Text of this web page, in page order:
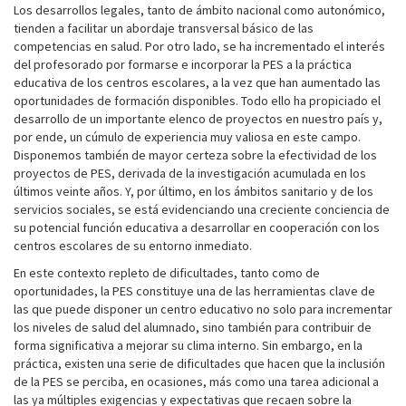
Los desarrollos legales, tanto de ámbito nacional como autonómico,
tienden a facilitar un abordaje transversal básico de las
competencias en salud. Por otro lado, se ha incrementado el interés
del profesorado por formarse e incorporar la PES a la práctica
educativa de los centros escolares, a la vez que han aumentado las
oportunidades de formación disponibles. Todo ello ha propiciado el
desarrollo de un importante elenco de proyectos en nuestro país y,
por ende, un cúmulo de experiencia muy valiosa en este campo.
Disponemos también de mayor certeza sobre la efectividad de los
proyectos de PES, derivada de la investigación acumulada en los
últimos veinte años. Y, por último, en los ámbitos sanitario y de los
servicios sociales, se está evidenciando una creciente conciencia de
su potencial función educativa a desarrollar en cooperación con los
centros escolares de su entorno inmediato.
En este contexto repleto de dificultades, tanto como de
oportunidades, la PES constituye una de las herramientas clave de
las que puede disponer un centro educativo no solo para incrementar
los niveles de salud del alumnado, sino también para contribuir de
forma significativa a mejorar su clima interno. Sin embargo, en la
práctica, existen una serie de dificultades que hacen que la inclusión
de la PES se perciba, en ocasiones, más como una tarea adicional a
las ya múltiples exigencias y expectativas que recaen sobre la